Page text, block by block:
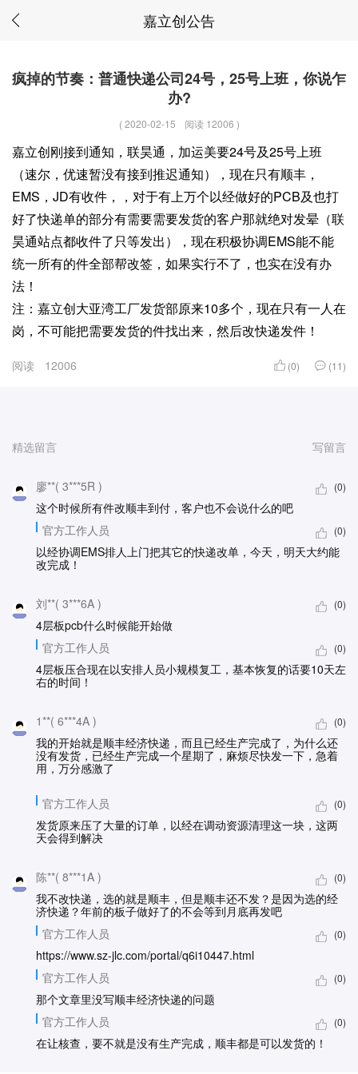
嘉立创公告
疯掉的节奏：普通快递公司24号，25号上班，你说乍
办?
(2020-02-15 阅读 12006 )
嘉立创刚接到通知，联昊通，加运美要24号及25号上班
（速尔，优速暂没有接到推迟通知），现在只有顺丰，
EMS，JD有收件，，对于有上万个以经做好的PCB及也打
好了快递单的部分有需要需要发货的客户那就绝对发晕（联
昊通站点都收件了只等发出），现在积极协调EMS能不能
统一所有的件全部帮改签，如果实行不了，也实在没有办
法！
注：嘉立创大亚湾工厂发货部原来10多个，现在只有一人在
岗，不可能把需要发货的件找出来，然后改快递发件！
阅读 12006 (0) (11)
精选留言 写留言
廖**( 3***5R ) (0)
这个时候所有件改顺丰到付，客户也不会说什么的吧
官方工作人员
(0)
以经协调EMS排人上门把其它的快递改单，今天，明天大约能
改完成！
刘**( 3***6A ) (0)
4层板pcb什么时候能开始做
官方工作人员
(0)
4层板压合现在以安排人员小规模复工，基本恢复的话要10天左
右的时间！
1**( 6***4A ) (0)
我的开始就是顺丰经济快递，而且已经生产完成了，为什么还
没有发货，已经生产完成一个星期了，麻烦尽快发一下，急着
用，万分感激了
官方工作人员 (0)
发货原来压了大量的订单，以经在调动资源清理这一块，这两
天会得到解决
陈**( 8***1A ) (0)
我不改快递，选的就是顺丰，但是顺丰还不发？是因为选的经
济快递？年前的板子做好了的不会等到月底再发吧
官方工作人员
(0)
https://www.sz-jlc.com/portal/q6i10447.html
官方工作人员
(0)
那个文章里没写顺丰经济快递的问题
官方工作人员
(0)
在让核查，要不就是没有生产完成，顺丰都是可以发货的！